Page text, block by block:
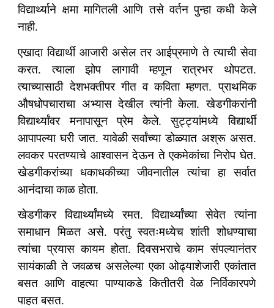
विद्यार्थ्याने क्षमा मागितली आणि तसे वर्तन पुन्हा कधी केले
नाही.
एखादा विद्यार्थी आजारी असेल तर आईप्रमाणे ते त्याची सेवा
करत. त्याला झोप लागावी म्हणून रात्रभर थोपटत.
त्याच्यासाठी देशभक्तीपर गीत व कविता म्हणत. प्राथमिक
औषधोपचाराचा अभ्यास देखील त्यांनी केला. खेडगीकरांनी
विद्यार्थ्यांवर मनापासून प्रेम केले. सुट्ट्यांमध्ये विद्यार्थी
आपापल्या घरी जात. यावेळी सर्वांच्या डोळ्यात अश्रू असत.
लवकर परतण्याचे आश्वासन देऊन ते एकमेकांचा निरोप घेत.
खेडगीकरांच्या धकाधकीच्या जीवनातील त्यांचा हा सर्वात
आनंदाचा काळ होता.
खेडगीकर विद्यार्थ्यांमध्ये रमत. विद्यार्थ्यांच्या सेवेत त्यांना
समाधान मिळत असे. परंतु स्वतःमध्येच शांती शोधण्याचा
त्यांचा प्रयास कायम होता. दिवसभराचे काम संपल्यानंतर
सायंकाळी ते जवळच असलेल्या एका ओढ्याशेजारी एकांतात
बसत आणि वाहत्या पाण्याकडे कितीतरी वेळ निर्विकारपणे
पाहत बसत.